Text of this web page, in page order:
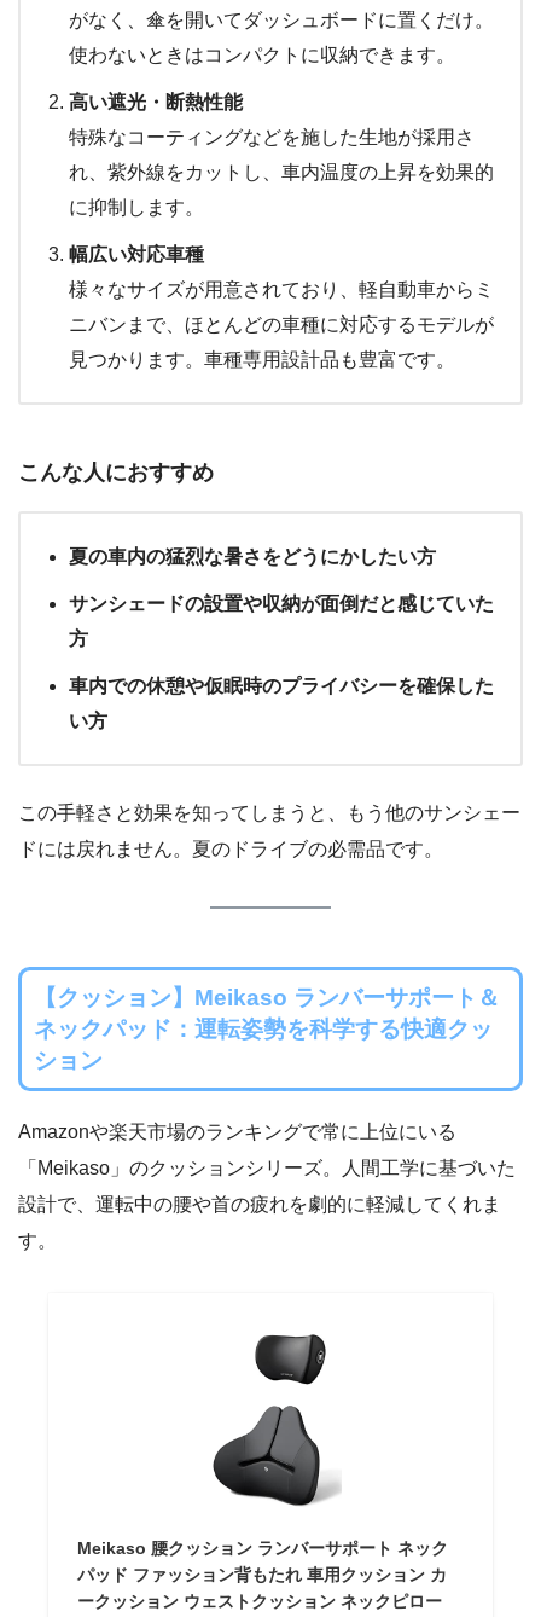
がなく、傘を開いてダッシュボードに置くだけ。
使わないときはコンパクトに収納できます。
高い遮光・断熱性能
特殊なコーティングなどを施した生地が採用さ
れ、紫外線をカットし、車内温度の上昇を効果的
に抑制します。
幅広い対応車種
様々なサイズが用意されており、軽自動車からミ
ニバンまで、ほとんどの車種に対応するモデルが
見つかります。車種専用設計品も豊富です。
こんな人におすすめ
夏の車内の猛烈な暑さをどうにかしたい方
サンシェードの設置や収納が面倒だと感じていた
方
車内での休憩や仮眠時のプライバシーを確保した
い方
この手軽さと効果を知ってしまうと、もう他のサンシェー
ドには戻れません。夏のドライブの必需品です。
【クッション】Meikaso ランバーサポート＆
ネックパッド：運転姿勢を科学する快適クッ
ション
Amazonや楽天市場のランキングで常に上位にいる
「Meikaso」のクッションシリーズ。人間工学に基づいた
設計で、運転中の腰や首の疲れを劇的に軽減してくれま
す。
Meikaso 腰クッション ランバーサポート ネック
パッド ファッション背もたれ 車用クッション カ
ークッション ウェストクッション ネックピロー